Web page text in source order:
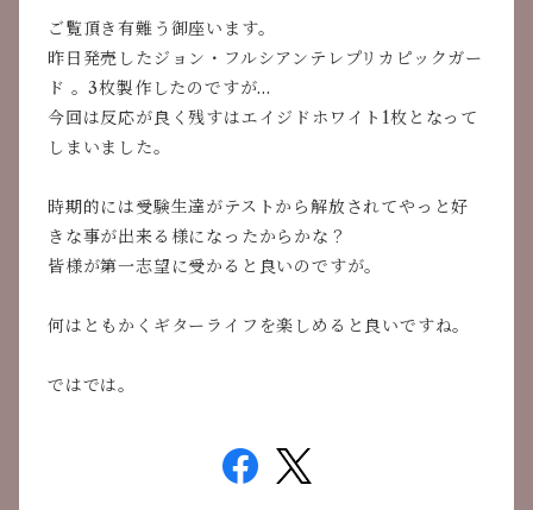
ご覧頂き有難う御座います。
昨日発売したジョン・フルシアンテレプリカピックガー
ド 。3枚製作したのですが…
今回は反応が良く残すはエイジドホワイト1枚となって
しまいました。
時期的には受験生達がテストから解放されてやっと好
きな事が出来る様になったからかな？
皆様が第一志望に受かると良いのですが。
何はともかくギターライフを楽しめると良いですね。
ではでは。